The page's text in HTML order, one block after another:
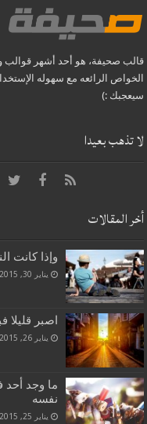
قالب صحيفة، هو أحد أشهر قوالب
الخواص الرائعه مع سهوله
سيعجبك :)
لا تذهب بعيدا
أخر المقالات
وإذا كانت
يناير 30, 2015
اصبر
يناير 26, 2015
ما وجد أحد
نفسه
يناير 25, 2015